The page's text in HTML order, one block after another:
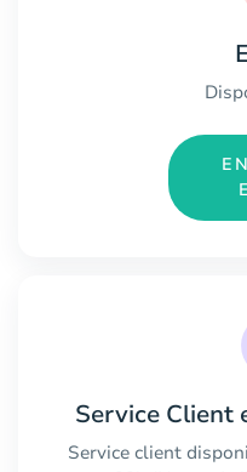
Service Client
Service client